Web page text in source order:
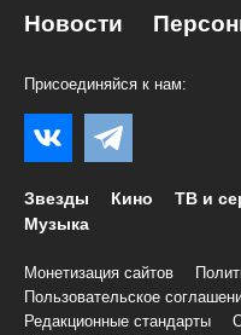
Новости
Присоединяйся к нам:
Звезды Кино ТВ и
Музыка
Монетизация сайтов
Пользовательское
Редакционные стандарты